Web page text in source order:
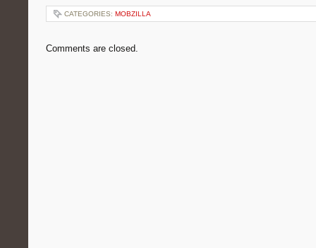
CATEGORIES: MOBZILLA
Comments are closed.